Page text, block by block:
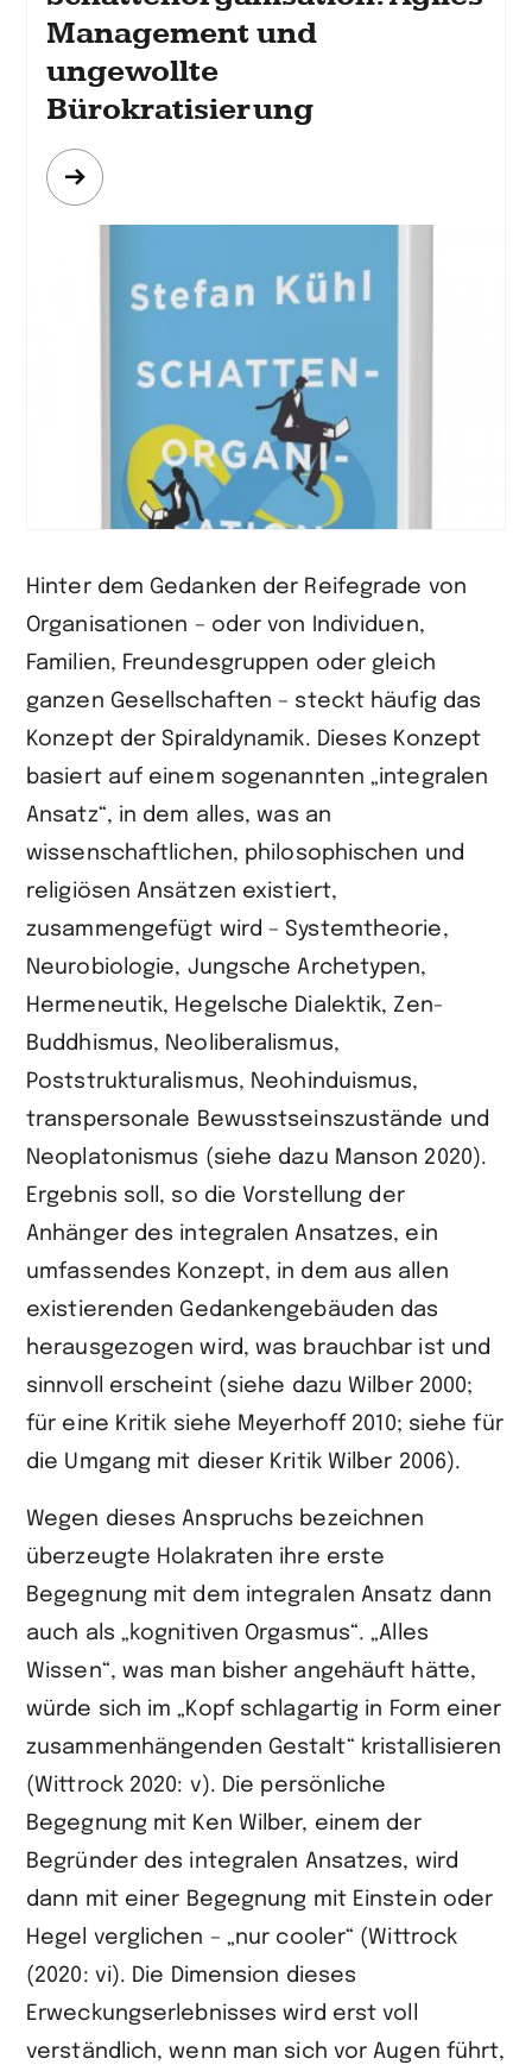
Management und
ungewollte
Bürokratisierung
Mehr
erfahren
Hinter dem Gedanken der Reifegrade von
Organisationen – oder von Individuen,
Familien, Freundesgruppen oder gleich
ganzen Gesellschaften – steckt häufig das
Konzept der Spiraldynamik. Dieses Konzept
basiert auf einem sogenannten „integralen
Ansatz“, in dem alles, was an
wissenschaftlichen, philosophischen und
religiösen Ansätzen existiert,
zusammengefügt wird – Systemtheorie,
Neurobiologie, Jungsche Archetypen,
Hermeneutik, Hegelsche Dialektik, Zen-
Buddhismus, Neoliberalismus,
Poststrukturalismus, Neohinduismus,
transpersonale Bewusstseinszustände und
Neoplatonismus (siehe dazu Manson 2020).
Ergebnis soll, so die Vorstellung der
Anhänger des integralen Ansatzes, ein
umfassendes Konzept, in dem aus allen
existierenden Gedankengebäuden das
herausgezogen wird, was brauchbar ist und
sinnvoll erscheint (siehe dazu Wilber 2000;
für eine Kritik siehe Meyerhoff 2010; siehe für
die Umgang mit dieser Kritik Wilber 2006).
Wegen dieses Anspruchs bezeichnen
überzeugte Holakraten ihre erste
Begegnung mit dem integralen Ansatz dann
auch als „kognitiven Orgasmus“. „Alles
Wissen“, was man bisher angehäuft hätte,
würde sich im „Kopf schlagartig in Form einer
zusammenhängenden Gestalt“ kristallisieren
(Wittrock 2020: v). Die persönliche
Begegnung mit Ken Wilber, einem der
Begründer des integralen Ansatzes, wird
dann mit einer Begegnung mit Einstein oder
Hegel verglichen – „nur cooler“ (Wittrock
(2020: vi). Die Dimension dieses
Erweckungserlebnisses wird erst voll
verständlich, wenn man sich vor Augen führt,